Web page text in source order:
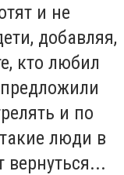
и не
добавляя,
кто любил
и по
люди в
вернуться...